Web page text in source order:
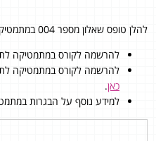
להלן טופס שאלון מספר 004 במתמטיקה מתוך בגרות חורף 2006.
להרשמה לקורס במתמטיקה
להרשמה לקורס במתמטיקה
כאן.
למידע נוסף על הבגרות